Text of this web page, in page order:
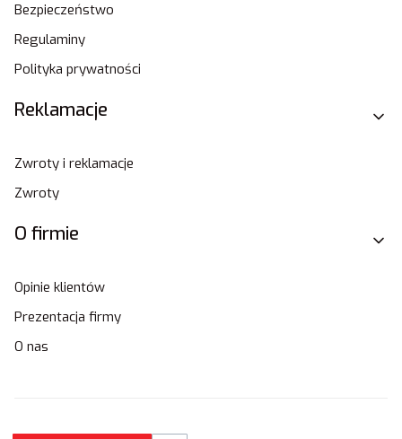
Bezpieczeństwo
Regulaminy
Polityka prywatności
Reklamacje
Zwroty i reklamacje
Zwroty
O firmie
Opinie klientów
Prezentacja firmy
O nas